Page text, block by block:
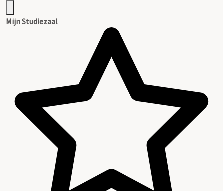
Mijn Studiezaal